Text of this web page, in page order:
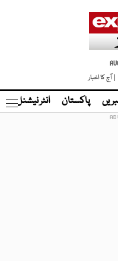
| آج کا اخبار
پاکستان انٹر نیشنل